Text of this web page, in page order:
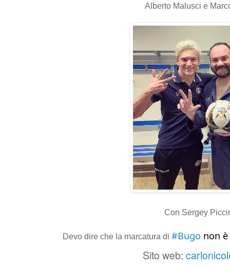
Alberto Malusci e
Con Sergey
Devo dire che la marcatura di #Bugo non
Sito web: